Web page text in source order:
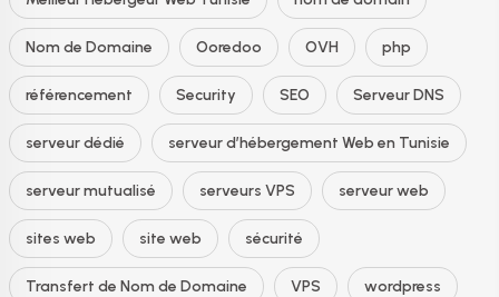
Nom de Domaine Ooredoo OVH php
référencement Security SEO Serveur DNS
serveur dédié serveur d’hébergement Web en Tunisie
serveur mutualisé serveurs VPS serveur web
sites web site web sécurité
Transfert de Nom de Domaine VPS wordpress